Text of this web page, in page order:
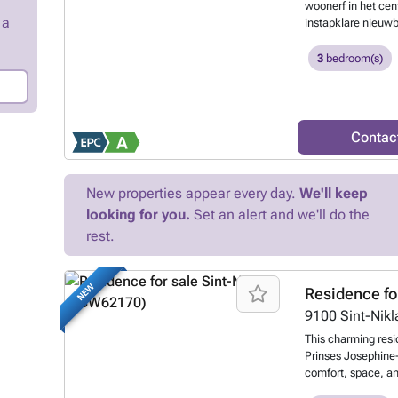
layouts. With only
exclusive
Niklaas.Want to
woonerf in het
instapklare
gesloten
kleinschalig
een bezoek
verwelkomd in
een praktische
leefruimte sluit
en vormt het hart
zij-ingang, die
ingang bereikt u
aansluitende
boodschappen,
verhoogt. Op de
vaste trap bereikt
bijzonder ruime
bureau of
woning volledig
gelijkvloers is
vloerkoeling voor
3 bedroom(s)
New properties appear every day.We'll keep
looking for you. Set an alert and we'll do the
rest.
NEW Residence
9100 Sint-
This charming
Prinses
comfort, space,